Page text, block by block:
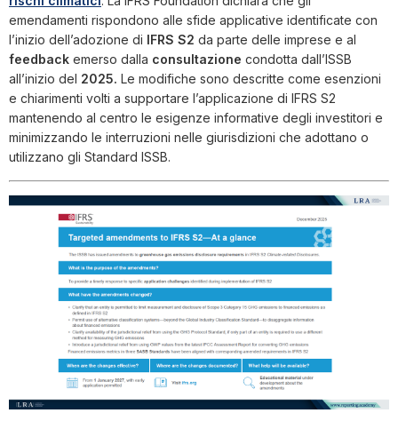
emendamenti rispondono alle sfide applicative identificate con
l’inizio dell’adozione di IFRS S2 da parte delle imprese e al
feedback emerso dalla consultazione condotta dall’ISSB
all’inizio del 2025. Le modifiche sono descritte come esenzioni
e chiarimenti volti a supportare l’applicazione di IFRS S2
mantenendo al centro le esigenze informative degli investitori e
minimizzando le interruzioni nelle giurisdizioni che adottano o
utilizzano gli Standard ISSB.